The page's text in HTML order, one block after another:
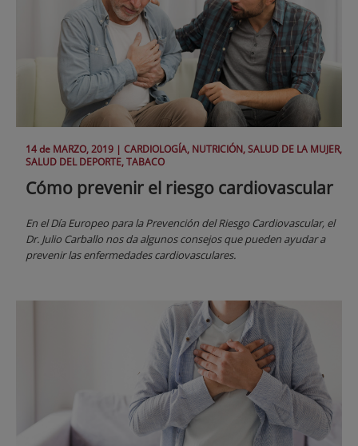
14 de MARZO, 2019 | CARDIOLOGÍA, NUTRICIÓN, SALUD DE LA MUJER,
SALUD DEL DEPORTE, TABACO
Cómo prevenir el riesgo cardiovascular
En el Día Europeo para la Prevención del Riesgo Cardiovascular, el
Dr. Julio Carballo nos da algunos consejos que pueden ayudar a
prevenir las enfermedades cardiovasculares.